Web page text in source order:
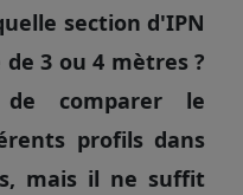
section d'IPN
3 ou 4 mètres ?
comparer le
profils dans
mais il ne suffit